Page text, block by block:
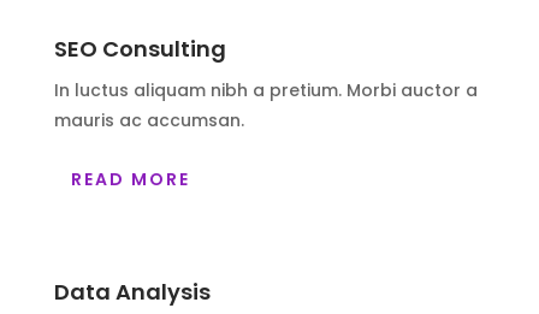
SEO Consulting
In luctus aliquam nibh a pretium. Morbi auctor a
mauris ac accumsan.
READ MORE
Data Analysis